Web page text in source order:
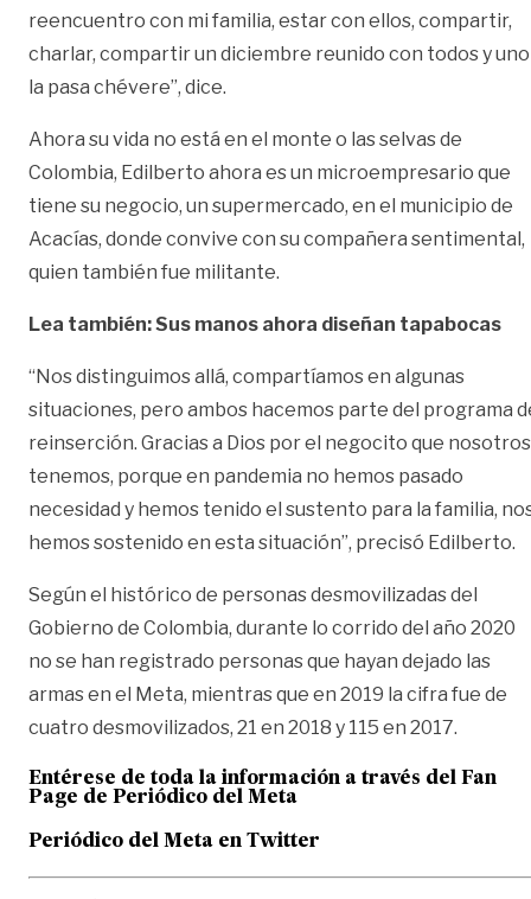
reencuentro con mi familia, estar con ellos, compartir,
charlar, compartir un diciembre reunido con todos y uno
la pasa chévere”, dice.
Ahora su vida no está en el monte o las selvas de
Colombia, Edilberto ahora es un microempresario que
tiene su negocio, un supermercado, en el municipio de
Acacías, donde convive con su compañera sentimental,
quien también fue militante.
Lea también: Sus manos ahora diseñan tapabocas
“Nos distinguimos allá, compartíamos en algunas
situaciones, pero ambos hacemos parte del programa
reinserción. Gracias a Dios por el negocito que nosotros
tenemos, porque en pandemia no hemos pasado
necesidad y hemos tenido el sustento para la familia,
hemos sostenido en esta situación”, precisó Edilberto.
Según el histórico de personas desmovilizadas del
Gobierno de Colombia, durante lo corrido del año 2020
no se han registrado personas que hayan dejado las
armas en el Meta, mientras que en 2019 la cifra fue de
cuatro desmovilizados, 21 en 2018 y 115 en 2017.
Entérese de toda la información a través del Fan
Page de Periódico del Meta
Periódico del Meta en Twitter